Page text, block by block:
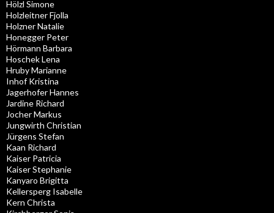
Hölzl Simone
Holzleitner Fjolla
Holzner Natalie
Honegger Peter
Hörmann Barbara
Hoschek Lena
Hruby Marianne
Inhof Kristina
Jagerhofer Hannes
Jardine Richard
Jocher Markus
Jungwirth Christian
Jürgens Stefan
Kaan Richard
Kaiser Patricia
Kaiser Stephanie
Kanyaro Brigitta
Kellersperg Isabelle
Kern Christa